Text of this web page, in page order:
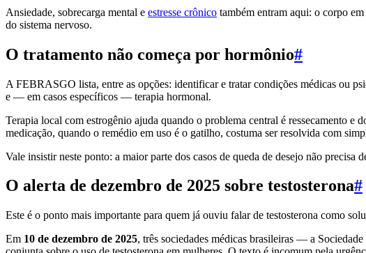
Ansiedade, sobrecarga mental e estresse crônico também entram aqui: o corpo
do sistema nervoso.
O tratamento não começa por hormônio#
A FEBRASGO lista, entre as opções: identificar e tratar condições médicas ou
e — em casos específicos — terapia hormonal.
Terapia local com estrogênio ajuda quando o problema central é ressecamento
medicação, quando o remédio em uso é o gatilho, costuma ser resolvida com
Vale insistir neste ponto: a maior parte dos casos de queda de desejo não precisa
O alerta de dezembro de 2025 sobre testosterona#
Este é o ponto mais importante para quem já ouviu falar de testosterona como
Em 10 de dezembro de 2025, três sociedades médicas brasileiras — a